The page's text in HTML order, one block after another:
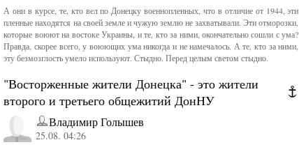
А они в курсе, те, кто вел по Донецку военнопленных, что в отличие от 1944, эти
пленные находятся на своей земле и чужую землю не захватывали. Эти отморозки,
которые воюют на востоке Украины, и те, кто за ними, окончательно сошли с ума?
Правда, скорее всего, у воюющих ума никогда и не намечалось. А те, кто за ними,
эту безмозглость умело используют. Стыдно. Перед целым светом стыдно.
"Восторженные жители Донецка" - это жители
второго и третьего общежитий ДонНУ
Владимир Голышев
25.08. 04:26